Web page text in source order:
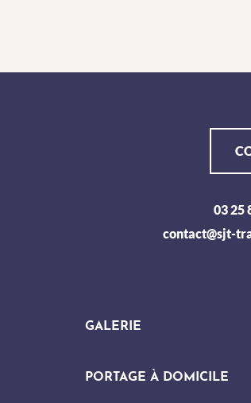
GALERIE
PORTAGE À DOMICILE
03 25
contact@sjt-